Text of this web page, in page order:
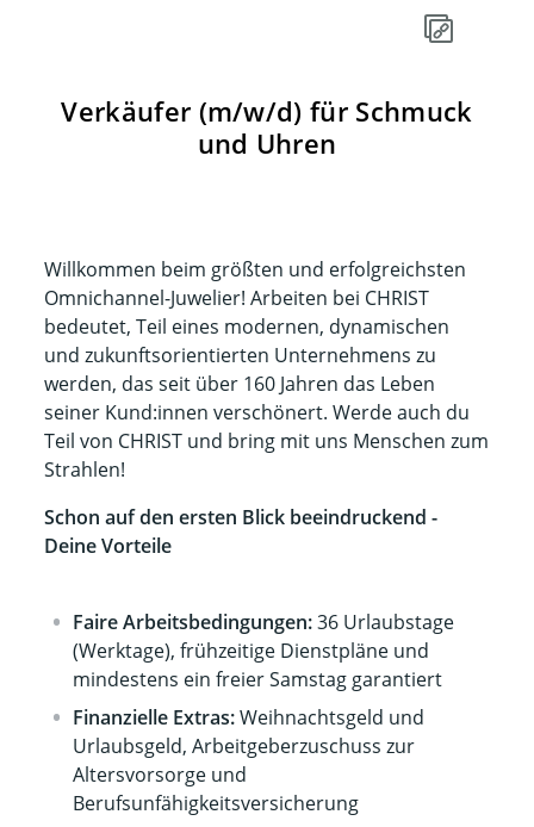
Verkäufer (m/w/d) für Schmuck
und Uhren
Willkommen beim größten und erfolgreichsten
Omnichannel-Juwelier! Arbeiten bei CHRIST
bedeutet, Teil eines modernen, dynamischen
und zukunftsorientierten Unternehmens zu
werden, das seit über 160 Jahren das Leben
seiner Kund:innen verschönert. Werde auch du
Teil von CHRIST und bring mit uns Menschen zum
Strahlen!​​
Schon auf den ersten Blick beeindruckend -
Deine Vorteile
Faire Arbeitsbedingungen:36 Urlaubstage
(Werktage), frühzeitige Dienstpläne und
mindestens ein freier Samstag garantiert
Finanzielle Extras:Weihnachtsgeld und
Urlaubsgeld, Arbeitgeberzuschuss zur
Altersvorsorge und
Berufsunfähigkeitsversicherung